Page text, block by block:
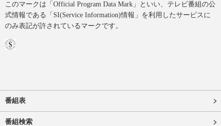
このマークは「Official Program Data Mark」といい、テレビ番組の公
式情報である「SI(Service Information)情報」を利用したサービスに
のみ表記が許されているマークです。
番組表
番組検索